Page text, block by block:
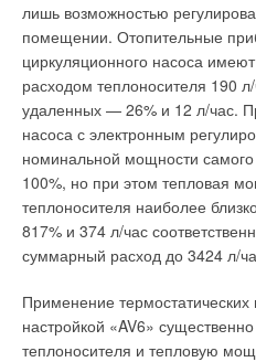
лишь возможностью
помещении. Отопительные
циркуляционного насоса
расходом теплоносителя 190
удаленных — 26% и 12 л/час.
насоса с электронным
номинальной мощности
100%, но при этом тепловая
теплоносителя наиболее
817% и 374 л/час
суммарный расход до 3424 л/
Применение
настройкой «AV6»
теплоносителя и тепловую